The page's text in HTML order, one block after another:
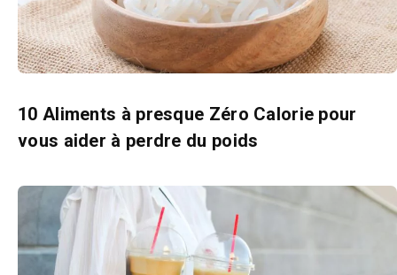
10 Aliments à presque Zéro Calorie pour
vous aider à perdre du poids